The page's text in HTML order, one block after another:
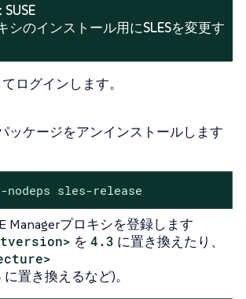
シのインストール用にSLESを変更す
ログインします。
ッケージをアンインストールします
nodeps sles-release
Managerプロキシを登録します
を 4.3 に置き換えたり、
に置き換えるなど)。